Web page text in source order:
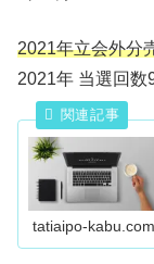
2021年立会外分
2021年 当選回数
tatiaipo-kabu.com